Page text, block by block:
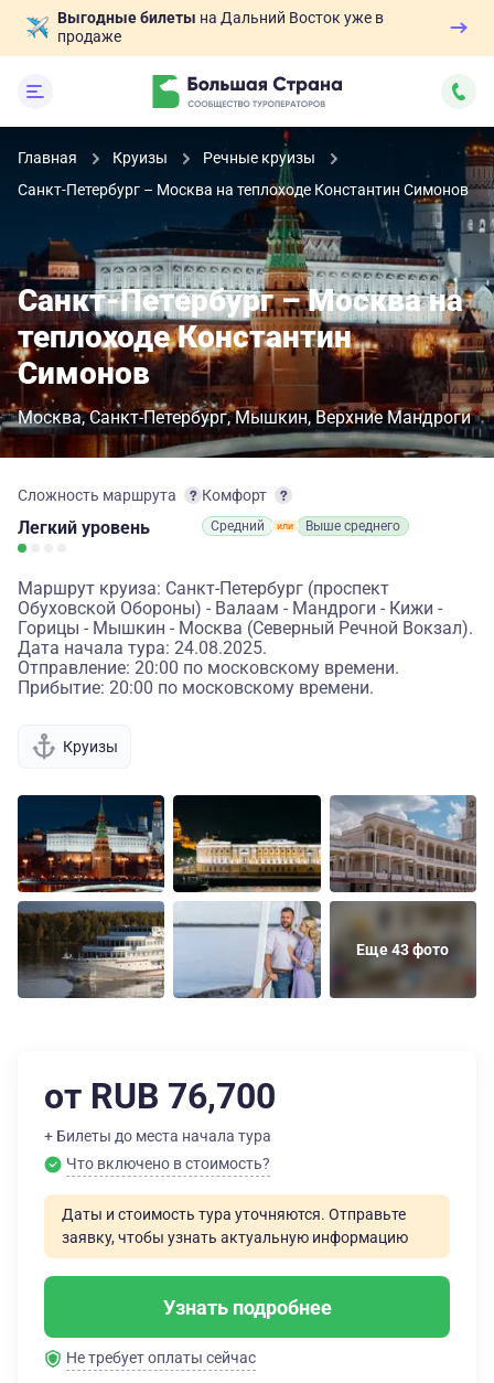
Выгодные билеты на Дальний Восток уже в
продаже
Главная Круизы
Речные круизы
Санкт-Петербург – Москва на теплоходе Константин Симонов
Санкт-Петербург – Москва на
теплоходе Константин
Симонов
Москва Санкт-Петербург Мышкин Верхние Мандроги
Сложность маршрута
Легкий уровень
Комфорт
Средний Выше среднего
Маршрут круиза: Санкт-Петербург (проспект
Обуховской Обороны) - Валаам - Мандроги - Кижи -
Горицы - Мышкин - Москва (Северный Речной Вокзал).
Дата начала тура: 24.08.2025.
Отправление: 20:00 по московскому времени.
Прибытие: 20:00 по московскому времени.
Круизы
Еще 43 фото
от RUB 76,700
+ Билеты до места начала тура
Что включено в стоимость?
Даты и стоимость тура уточняются. Отправьте
заявку, чтобы узнать актуальную информацию
Узнать подробнее
Не требует оплаты сейчас